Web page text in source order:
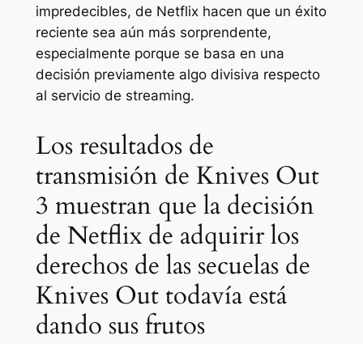
impredecibles, de Netflix hacen que un éxito
reciente sea aún más sorprendente,
especialmente porque se basa en una
decisión previamente algo divisiva respecto
al servicio de streaming.
Los resultados de
transmisión de Knives Out
3 muestran que la decisión
de Netflix de adquirir los
derechos de las secuelas de
Knives Out todavía está
dando sus frutos